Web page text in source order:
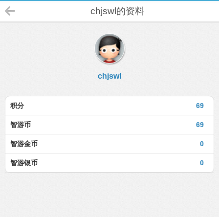
chjswl的资料
chjswl
69
积分
69
智游币
0
智游金币
0
智游银币